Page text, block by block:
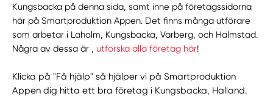
Kungsbacka på denna sida, samt inne på företagssidorna
här på Smartproduktion Appen. Det finns många utförare
som arbetar i Laholm, Kungsbacka, Varberg, och Halmstad.
Några av dessa är ,utforska alla företag här!
Klicka på "Få hjälp" så hjälper vi på Smartproduktion
Appen dig hitta ett bra företag i Kungsbacka, Halland.